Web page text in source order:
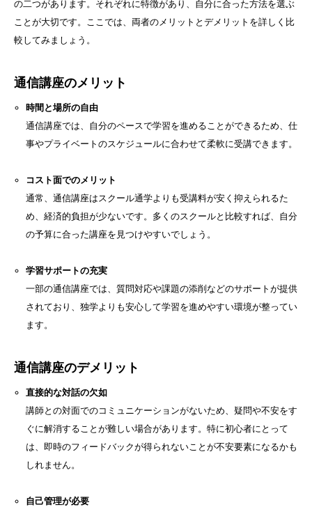
の二つがあります。それぞれに特徴があり、自分に合った方法を選ぶ
ことが大切です。ここでは、両者のメリットとデメリットを詳しく比
較してみましょう。
通信講座のメリット
時間と場所の自由
通信講座では、自分のペースで学習を進めることができるため、仕
事やプライベートのスケジュールに合わせて柔軟に受講できます。
コスト面でのメリット
通常、通信講座はスクール通学よりも受講料が安く抑えられるた
め、経済的負担が少ないです。多くのスクールと比較すれば、自分
の予算に合った講座を見つけやすいでしょう。
学習サポートの充実
一部の通信講座では、質問対応や課題の添削などのサポートが提供
されており、独学よりも安心して学習を進めやすい環境が整ってい
ます。
通信講座のデメリット
直接的な対話の欠如
講師との対面でのコミュニケーションがないため、疑問や不安をす
ぐに解消することが難しい場合があります。特に初心者にとって
は、即時のフィードバックが得られないことが不安要素になるかも
しれません。
自己管理が必要